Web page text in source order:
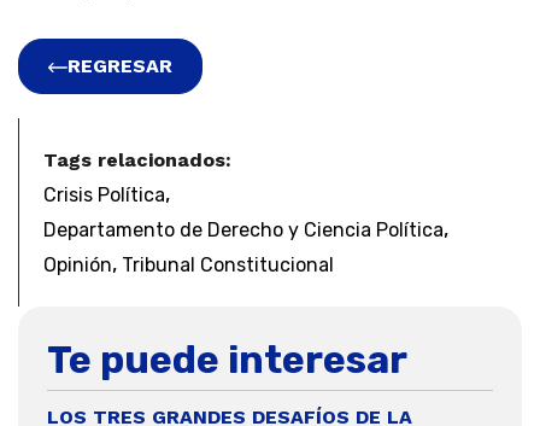
REGRESAR
Tags relacionados:
Crisis Política,
Departamento de Derecho y Ciencia Política,
Opinión, Tribunal Constitucional
Te puede interesar
LOS TRES GRANDES DESAFÍOS DE LA